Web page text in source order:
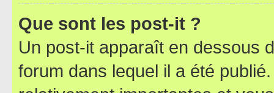
Que sont les post-it ?
Un post-it apparaît en dessous
forum dans lequel il a été